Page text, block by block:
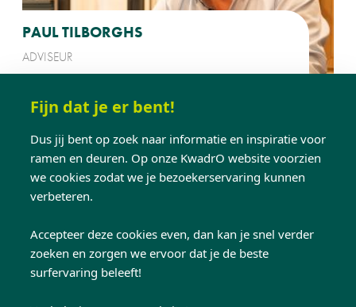
Fijn dat je er bent!
Dus jij bent op zoek naar informatie en inspiratie voor
ramen en deuren. Op onze KwadrO website voorzien
we cookies zodat we je bezoekerservaring kunnen
verbeteren.
Accepteer deze cookies even, dan kan je snel verder
zoeken en zorgen we ervoor dat je de beste
surfervaring beleeft!
PAUL TILBORGHS
ADVISEUR
DIANE DEVROEY